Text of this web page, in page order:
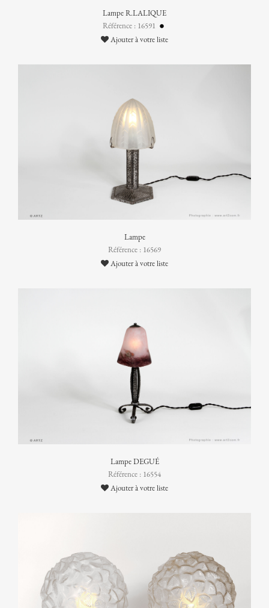
Lampe R.LALIQUE
Référence : 16591
Ajouter à votre liste
Lampe
Référence : 16569
Ajouter à votre liste
Lampe DEGUÉ
Référence : 16554
Ajouter à votre liste